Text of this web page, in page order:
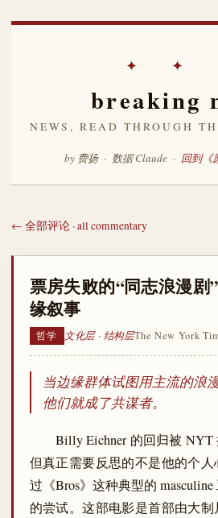
✦ ✦
breaking
NEWS, READ THROUGH
by 费扬 · 数据 Claude · 回到《
← 全部评论 · all commentary
票房失败的“同志浪漫剧
缘叙事
哲学 文化层 · 结构层The New York
当边缘群体试图用主流的浪
他们就成了共谋者。
Billy Eichner 的回归被 NYT
但真正需要反思的不是他的个
过《Bros》这种典型的
的尝试。这部电影是首部由大